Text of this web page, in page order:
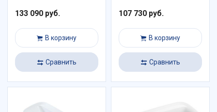
133 090 руб.
В корзину
Сравнить
107 730 руб.
В корзину
Сравнить